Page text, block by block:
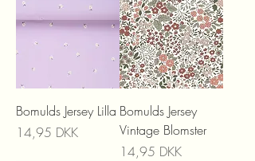
Bomulds Jersey Lilla
Prix
14,95 DKK
Bomulds Jersey
Vintage Blomster
Prix
14,95 DKK